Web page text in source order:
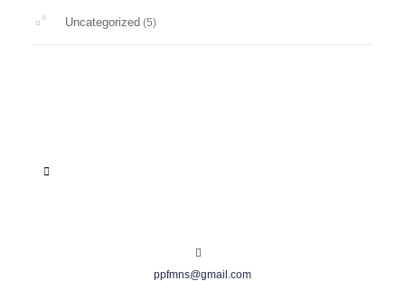
Uncategorized (5)
ppfmns@gmail.com